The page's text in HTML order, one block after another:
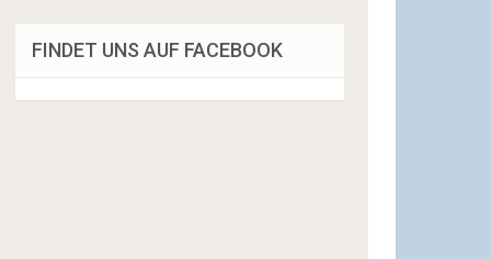
FINDET UNS AUF FACEBOOK